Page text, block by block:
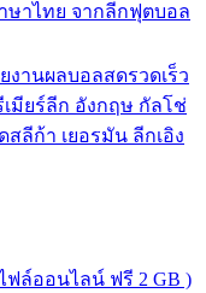
ษาไทย จากลีกฟุตบอล
งานผลบอลสดรวดเร็ว
มียร์ลีก อังกฤษ กัลโช่
สลีก้า เยอรมัน ลีกเอิง
ฟล์ออนไลน์ ฟรี 2 GB )